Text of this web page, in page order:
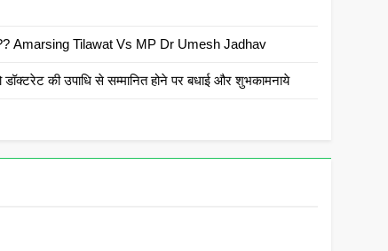
?? Amarsing Tilawat Vs MP Dr Umesh Jadhav
की उपाधि से सम्मानित होने पर बधाई और शुभकामनाये